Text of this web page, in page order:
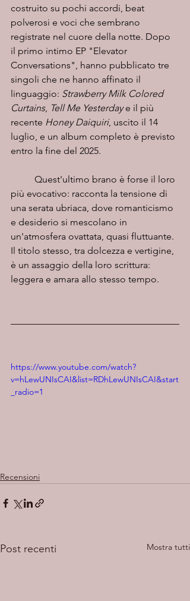
costruito su pochi accordi, beat
polverosi e voci che sembrano
registrate nel cuore della notte. Dopo
il primo intimo EP "Elevator
Conversations", hanno pubblicato tre
singoli che ne hanno affinato il
linguaggio: Strawberry Milk Colored
Curtains, Tell Me Yesterday e il più
recente Honey Daiquiri, uscito il 14
luglio, e un album completo è previsto
entro la fine del 2025.
più evocativo: racconta la tensione di
una serata ubriaca, dove romanticismo
e desiderio si mescolano in
un'atmosfera ovattata, quasi fluttuante.
Il titolo stesso, tra dolcezza e vertigine,
è un assaggio della loro scrittura:
leggera e amara allo stesso tempo.
https://www.youtube.com/watch?
v=hLewUNIsCAI&list=RDhLewUNIsCAI&start
_radio=1
Recensioni
Post recenti Mostra tutti